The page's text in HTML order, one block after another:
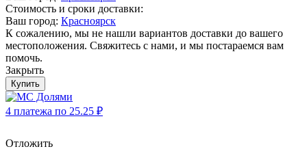
Стоимость и сроки доставки:
Ваш город: Красноярск
К сожалению, мы не нашли вариантов доставки до вашего
местоположения. Свяжитесь с нами, и мы постараемся вам
помочь.
Закрыть
Купить
4 платежа по 25.25 ₽
Отложить